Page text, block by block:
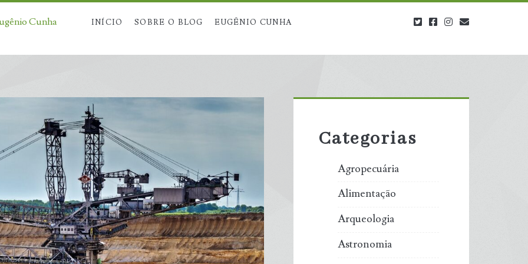
Cunha INÍCIO SOBRE O BLOG EUGÊNIO CUNHA twitterfacebookinstagram
Sidebar
Categorias
Agropecuária
Alimentação
Arqueologia
Astronomia